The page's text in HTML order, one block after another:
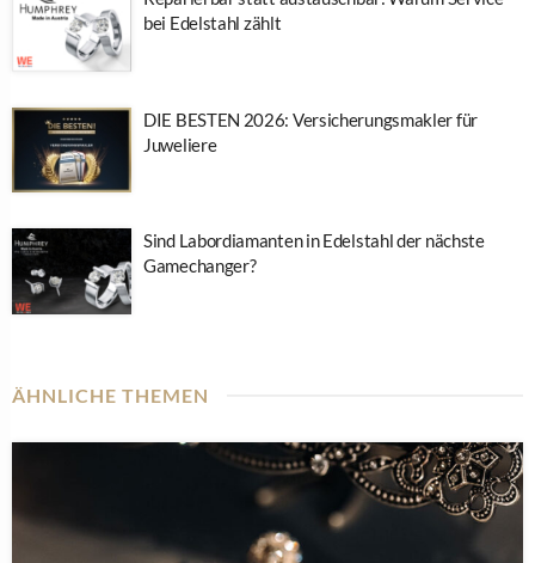
bei Edelstahl zählt
DIE BESTEN 2026: Versicherungsmakler für
Juweliere
Sind Labordiamanten in Edelstahl der nächste
Gamechanger?
ÄHNLICHE THEMEN